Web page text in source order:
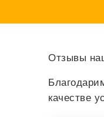
Отзывы
качестве